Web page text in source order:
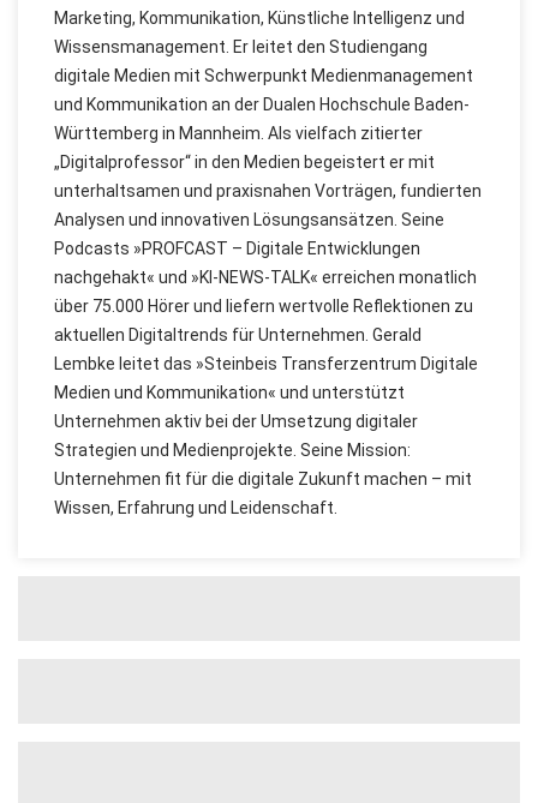
Marketing, Kommunikation, Künstliche Intelligenz und
Wissensmanagement. Er leitet den Studiengang
digitale Medien mit Schwerpunkt Medienmanagement
und Kommunikation an der Dualen Hochschule Baden-
Württemberg in Mannheim. Als vielfach zitierter
„Digitalprofessor“ in den Medien begeistert er mit
unterhaltsamen und praxisnahen Vorträgen, fundierten
Analysen und innovativen Lösungsansätzen. Seine
Podcasts »PROFCAST – Digitale Entwicklungen
nachgehakt« und »KI-NEWS-TALK« erreichen monatlich
über 75.000 Hörer und liefern wertvolle Reflektionen zu
aktuellen Digitaltrends für Unternehmen. Gerald
Lembke leitet das »Steinbeis Transferzentrum Digitale
Medien und Kommunikation« und unterstützt
Unternehmen aktiv bei der Umsetzung digitaler
Strategien und Medienprojekte. Seine Mission:
Unternehmen fit für die digitale Zukunft machen – mit
Wissen, Erfahrung und Leidenschaft.